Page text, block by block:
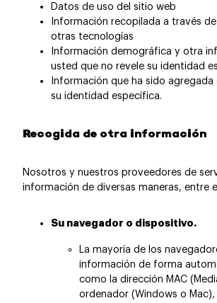
Datos de uso del sitio web
Información recopilada a través
otras tecnologías
Información demográfica y otra
usted que no revele su identidad
Información que ha sido
su identidad específica.
Recogida de otra información
Nosotros y nuestros proveedores de
información de diversas maneras, entre
Su navegador o dispositivo.
La mayoría de los
información de forma
como la dirección MAC
ordenador (Windows o